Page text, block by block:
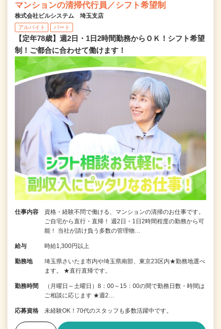
マンションの清掃代行員／シフト希望制
株式会社ビルシステム 埼玉支店
アルバイト パート
【定年78歳】週2日・1日2時間勤務からＯＫ！シフト希望
制！ご都合に合わせて働けます！
仕事内容
資格・経験不問で働ける、マンションの清掃のお仕事です。
ご自宅から直行・直帰！ 週2日・1日2時間程度の勤務から可
能！ 当社が請け負う多数の管理物…
給与 時給1,300円以上
勤務地
埼玉県さいたま市内や埼玉県南部、東京23区内★勤務地選べ
ます。 ★直行直帰です。
勤務時間
（月曜日～土曜日）8：00～15：00の間で勤務日数・時間は
ご相談に応じます ★週2…
応募資格 未経験OK！70代のスタッフも多数活躍中です。